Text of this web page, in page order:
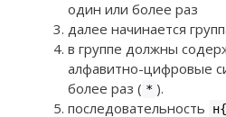
один или более раз
далее начинается
в группе должны
алфавитно-цифровые
более раз ( * ).
последовательность